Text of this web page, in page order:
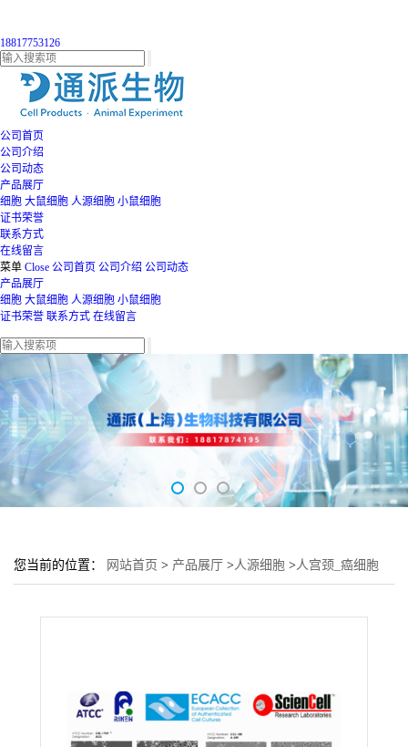
18817753126
公司首页
公司介绍
公司动态
产品展厅
细胞 大鼠细胞 人源细胞 小鼠细胞
证书荣誉
联系方式
在线留言
菜单 Close 公司首页 公司介绍 公司动态
产品展厅
细胞 大鼠细胞 人源细胞 小鼠细胞
证书荣誉 联系方式 在线留言
您当前的位置： 网站首页 > 产品展厅 >人源细胞 >人宫颈_癌细胞